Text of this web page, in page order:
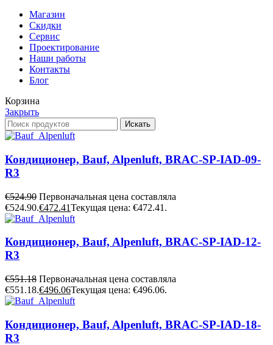
Магазин
Скидки
Сервис
Проектирование
Наши работы
Контакты
Блог
Корзина
Закрыть
Искать
Кондиционер, Bauf, Alpenluft, BRAC-SP-IAD-09-
R3
€524.90 Первоначальная цена составляла
€524.90.€472.41Текущая цена: €472.41.
Кондиционер, Bauf, Alpenluft, BRAC-SP-IAD-12-
R3
€551.18 Первоначальная цена составляла
€551.18.€496.06Текущая цена: €496.06.
Кондиционер, Bauf, Alpenluft, BRAC-SP-IAD-18-
R3